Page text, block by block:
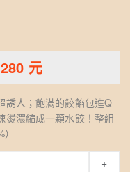
280 元
誘人；飽滿的餃餡包進Q
燙濃縮成一顆水餃！整組
+